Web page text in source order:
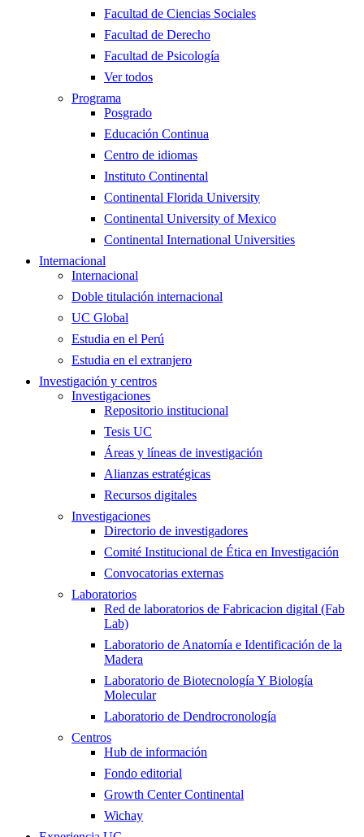
Facultad de Ciencias Sociales
Facultad de Derecho
Facultad de Psicología
Ver todos
Programa
Posgrado
Educación Continua
Centro de idiomas
Instituto Continental
Continental Florida University
Continental University of Mexico
Continental International Universities
Internacional
Internacional
Doble titulación internacional
UC Global
Estudia en el Perú
Estudia en el extranjero
Investigación y centros
Investigaciones
Repositorio institucional
Tesis UC
Áreas y líneas de investigación
Alianzas estratégicas
Recursos digitales
Investigaciones
Directorio de investigadores
Comité Institucional de Ética en Investigación
Convocatorias externas
Laboratorios
Red de laboratorios de Fabricacion digital (Fab
Lab)
Laboratorio de Anatomía e Identificación de la
Madera
Laboratorio de Biotecnología Y Biología
Molecular
Laboratorio de Dendrocronología
Centros
Hub de información
Fondo editorial
Growth Center Continental
Wichay